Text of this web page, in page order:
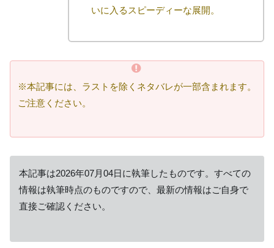
いに入るスピーディーな展開。
※本記事には、ラストを除くネタバレが一部含まれます。
ご注意ください。
本記事は2026年07月04日に執筆したものです。すべての
情報は執筆時点のものですので、最新の情報はご自身で
直接ご確認ください。